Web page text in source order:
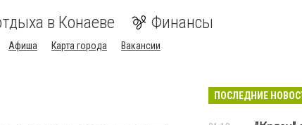
в Конаеве Финансы
Афиша Карта города Вакансии
ПОСЛЕДНИЕ